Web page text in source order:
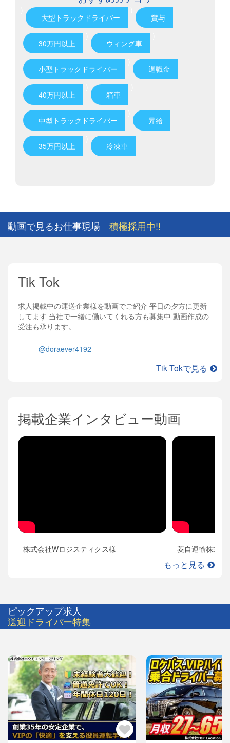
大型トラックドライバー 賞与
30万円以上 ウィング車
小型トラックドライバー 退職金
40万円以上 箱車
中型トラックドライバー 昇給
35万円以上 冷凍車
動画で見るお仕事現場 積極採用中!!
Tik Tok
求人掲載中の運送企業様を動画でご紹介 平日の夕方に更新
してます 当社で一緒に働いてくれる方も募集中 動画作成の
受注も承ります。
Tik Tokで見る
@doraever4192
掲載企業インタビュー動画
株式会社Wロジスティクス様 菱自運輸株式会
もっと見る
ピックアップ求人
送迎ドライバー特集